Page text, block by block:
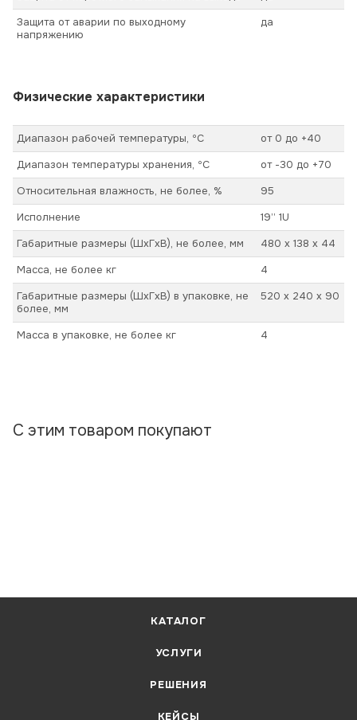
Защита от аварии по выходному
напряжению
да
Физические характеристики
Диапазон рабочей температуры, ºС
от 0 до +40
Диапазон температуры хранения, ºС
от -30 до +70
Относительная влажность, не более, %
95
Исполнение
19’’ 1U
Габаритные размеры (ШхГхВ), не более, мм
480 х 138 х 44
Масса, не более кг
4
Габаритные размеры (ШхГхВ) в упаковке, не
более, мм
520 х 240 х 90
Масса в упаковке, не более кг 4
С этим товаром покупают
КАТАЛОГ
УСЛУГИ
РЕШЕНИЯ
КЕЙСЫ